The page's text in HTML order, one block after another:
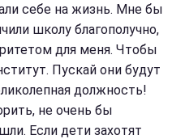
себе на жизнь. Мне бы
школу благополучно,
для меня. Чтобы
Пускай они будут
должность!
не очень бы
Если дети захотят